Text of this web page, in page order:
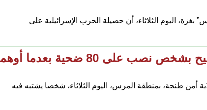
اليوم الثلاثاء، أن حصيلة الحرب الإسرائيلية على
بعدما أوهمهم بقدرته على تهجيرهم
طنجة، بمنطقة المرس، اليوم الثلاثاء، شخصا يشتبه فيه